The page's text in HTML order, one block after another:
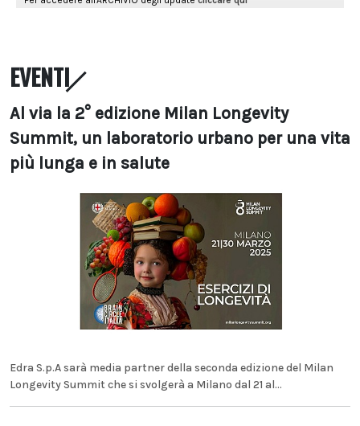
EVENTI
Al via la 2° edizione Milan Longevity
Summit, un laboratorio urbano per una vita
più lunga e in salute
Edra S.p.A sarà media partner della seconda edizione del Milan
Longevity Summit che si svolgerà a Milano dal 21 al...